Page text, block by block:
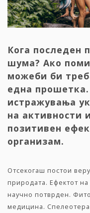
Кога последен
шума? Ако
можеби би
една прошетка.
истражувања
на активности
позитивен
организам.
Отсекогаш постои
природата. Ефектот
научно потврден.
медицина.